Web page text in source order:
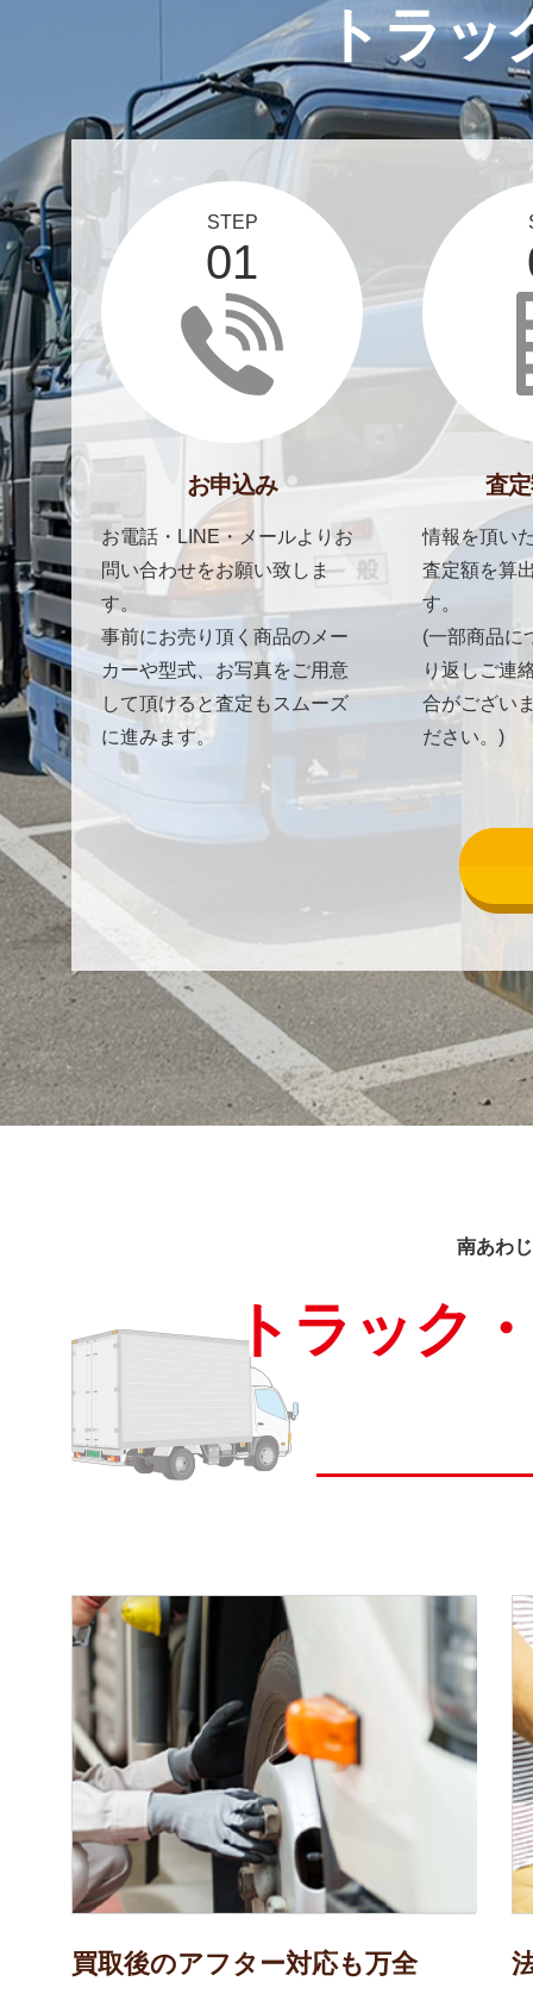
トラッ
STEP
01
お申込み
お電話・LINE・メールよりお
問い合わせをお願い致しま
す。
事前にお売り頂く商品のメー
カーや型式、お写真をご用意
して頂けると査定もスムーズ
に進みます。
査
情報を頂い
査定額を算
す。
(一部商品に
り返しご連
合がござい
ださい。)
南あわ
トラック
買取後のアフター対応も万全